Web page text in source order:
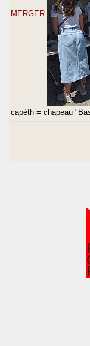
MERGER
capèth = chapeau